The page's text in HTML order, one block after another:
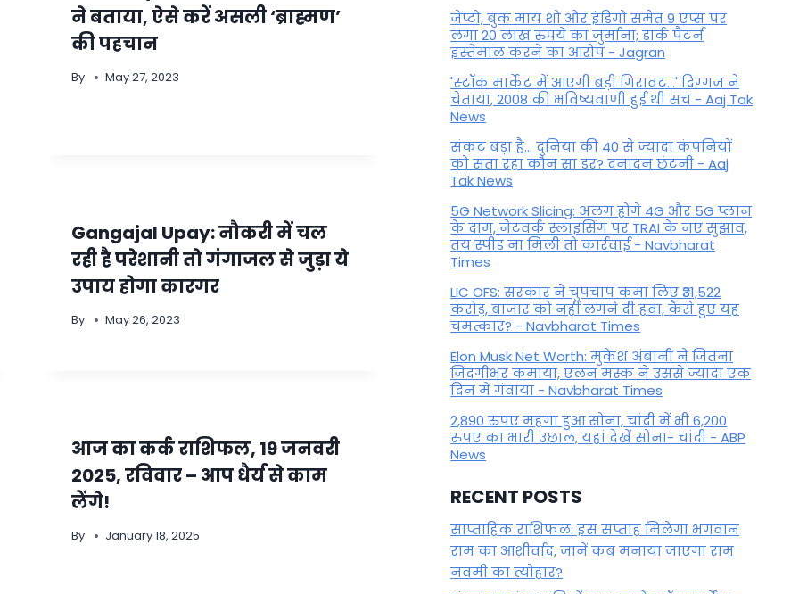
ने बताया, ऐसे करें असली ‘ब्राह्मण’
की पहचान
By May 27, 2023
Gangajal Upay: नौकरी में चल
रही है परेशानी तो गंगाजल से जुड़ा ये
उपाय होगा कारगर
By May 26, 2023
आज का कर्क राशिफल, 19 जनवरी
2025, रविवार – आप धैर्य से काम
लेंगे!
By January 18, 2025
जेप्टो, बुक माय शो और इंडिगो समेत 9 एप्स पर
लगा 20 लाख रुपये का जुर्माना; डार्क पैटर्न
इस्तेमाल करने का आरोप - Jagran
'स्‍टॉक मार्केट में आएगी बड़ी गिरावट...' दिग्‍गज ने
चेताया, 2008 की भविष्यवाणी हुई थी सच - Aaj Tak
News
संकट बड़ा है... दुनिया की 40 से ज्यादा कंपनियों
को सता रहा कौन सा डर? दनादन छंटनी - Aaj
Tak News
5G Network Slicing: अलग होंगे 4G और 5G प्लान
के दाम, नेटवर्क स्लाइसिंग पर TRAI के नए सुझाव,
तय स्पीड ना मिली तो कार्रवाई - Navbharat
Times
LIC OFS: सरकार ने चुपचाप कमा लिए ₹31,522
करोड़, बाजार को नहीं लगने दी हवा, कैसे हुए यह
चमत्कार? - Navbharat Times
Elon Musk Net Worth: मुकेश अंबानी ने जितना
जिंदगीभर कमाया, एलन मस्क ने उससे ज्यादा एक
दिन में गंवाया - Navbharat Times
2,890 रुपए महंगा हुआ सोना, चांदी में भी 6,200
रुपए का भारी उछाल, यहां देखें सोना- चांदी - ABP
News
RECENT POSTS
साप्ताहिक राशिफल: इस सप्ताह मिलेगा भगवान
राम का आशीर्वाद, जानें कब मनाया जाएगा राम
नवमी का त्योहार?